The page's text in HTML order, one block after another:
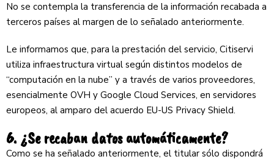
No se contempla la transferencia de la información recabada a
terceros países al margen de lo señalado anteriormente.
Le informamos que, para la prestación del servicio, Citiservi
utiliza infraestructura virtual según distintos modelos de
“computación en la nube” y a través de varios proveedores,
esencialmente OVH y Google Cloud Services, en servidores
europeos, al amparo del acuerdo EU-US Privacy Shield.
6. ¿Se recaban datos automáticamente?
Como se ha señalado anteriormente, el titular sólo dispondrá